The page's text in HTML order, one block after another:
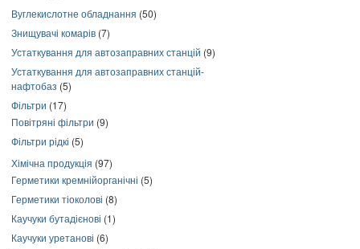
Вуглекислотне обладнання (50)
Знищувачі комарів (7)
Устаткування для автозаправних станцій (9)
Устаткування для автозаправних станцій-
нафтобаз (5)
Фільтри (17)
Повітряні фільтри (9)
Фільтри рідкі (5)
Хімічна продукція (97)
Герметики кремнійорганічні (5)
Герметики тіоколові (8)
Каучуки бутадієнові (1)
Каучуки уретанові (6)